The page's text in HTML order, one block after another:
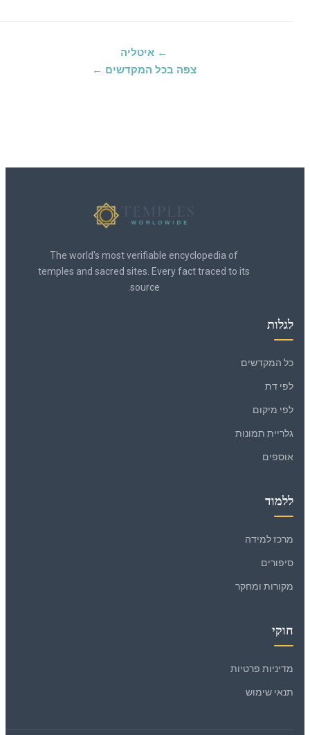
← איטליה
צפה בכל המקדשים ←
The world's most verifiable encyclopedia of
temples and sacred sites. Every fact traced to its
source.
לגלות
כל המקדשים
לפי דת
לפי מיקום
גלריית תמונות
אוספים
ללמוד
מרכז למידה
סיפורים
מקורות ומחקר
חוקי
מדיניות פרטיות
תנאי שימוש